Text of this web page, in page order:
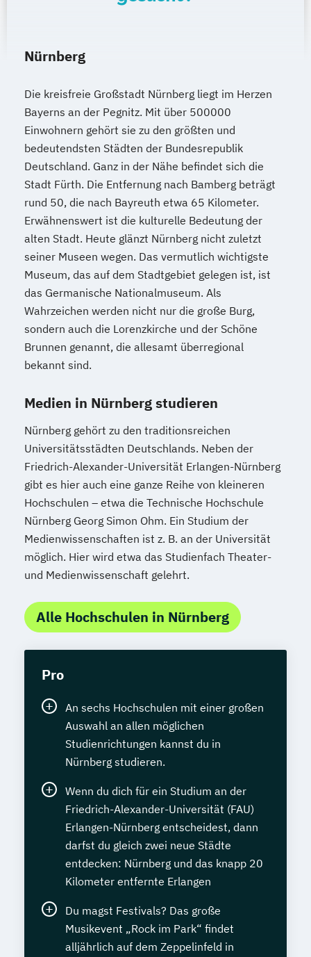
Nürnberg
Die kreisfreie Großstadt Nürnberg liegt im Herzen
Bayerns an der Pegnitz. Mit über 500000
Einwohnern gehört sie zu den größten und
bedeutendsten Städten der Bundesrepublik
Deutschland. Ganz in der Nähe befindet sich die
Stadt Fürth. Die Entfernung nach Bamberg beträgt
rund 50, die nach Bayreuth etwa 65 Kilometer.
Erwähnenswert ist die kulturelle Bedeutung der
alten Stadt. Heute glänzt Nürnberg nicht zuletzt
seiner Museen wegen. Das vermutlich wichtigste
Museum, das auf dem Stadtgebiet gelegen ist, ist
das Germanische Nationalmuseum. Als
Wahrzeichen werden nicht nur die große Burg,
sondern auch die Lorenzkirche und der Schöne
Brunnen genannt, die allesamt überregional
bekannt sind.
Medien in Nürnberg studieren
Nürnberg gehört zu den traditionsreichen
Universitätsstädten Deutschlands. Neben der
Friedrich-Alexander-Universität Erlangen-Nürnberg
gibt es hier auch eine ganze Reihe von kleineren
Hochschulen – etwa die Technische Hochschule
Nürnberg Georg Simon Ohm. Ein Studium der
Medienwissenschaften ist z. B. an der Universität
möglich. Hier wird etwa das Studienfach Theater-
und Medienwissenschaft gelehrt.
Alle Hochschulen in Nürnberg
Pro
An sechs Hochschulen mit einer großen
Auswahl an allen möglichen
Studienrichtungen kannst du in
Nürnberg studieren.
Wenn du dich für ein Studium an der
Friedrich-Alexander-Universität (FAU)
Erlangen-Nürnberg entscheidest, dann
darfst du gleich zwei neue Städte
entdecken: Nürnberg und das knapp 20
Kilometer entfernte Erlangen
Du magst Festivals? Das große
Musikevent „Rock im Park“ findet
alljährlich auf dem Zeppelinfeld in